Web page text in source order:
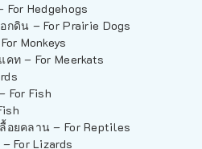
For Hedgehogs
กดิน – For Prairie Dogs
Monkeys
คท – For Meerkats
For Fish
อยคลาน – For Reptiles
For Lizards